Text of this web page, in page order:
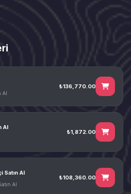
Al
₺136,770.00
Al
₺1,872.00
Satın Al
Al
₺108,360.00